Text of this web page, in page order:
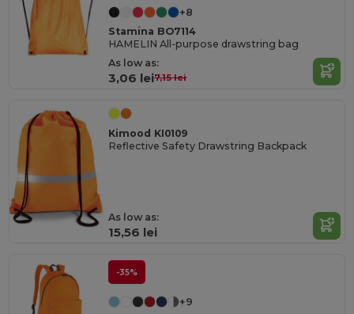
+8
Stamina BO7114
HAMELIN All-purpose drawstring bag
As low as:
3,06 lei7,15 lei
Kimood KI0109
Reflective Safety Drawstring Backpack
As low as:
15,56 lei
-35%
+9